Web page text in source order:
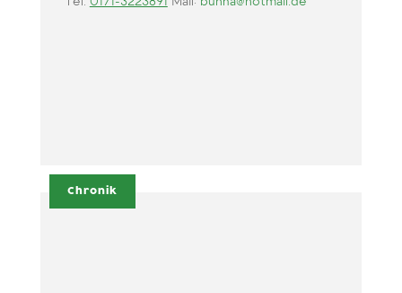
Tel. 0171-3223891 Mail: buhna@hotmail.de
Chronik